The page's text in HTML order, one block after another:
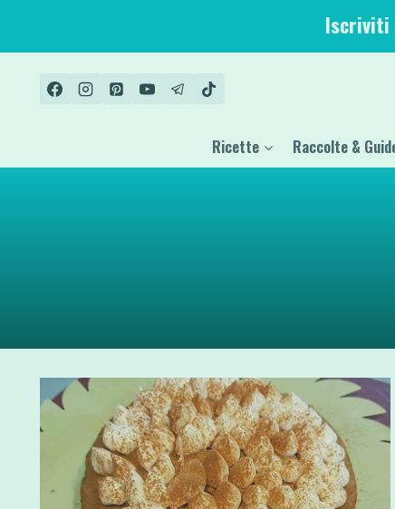
contenuto
Iscriviti
Ricette Raccolte &